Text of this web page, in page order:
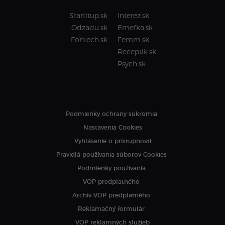
Startitup.sk
Odzadu.sk
Fontech.sk
Interez.sk
Emefka.sk
Femm.sk
Receptik.sk
Psych.sk
Podmienky ochrany súkromia
Nastavenia Cookies
Vyhlásenie o prístupnosti
Pravidlá používania súborov Cookies
Podmienky používania
VOP predplatného
Archív VOP predplatného
Reklamačný formulár
VOP reklamných služieb